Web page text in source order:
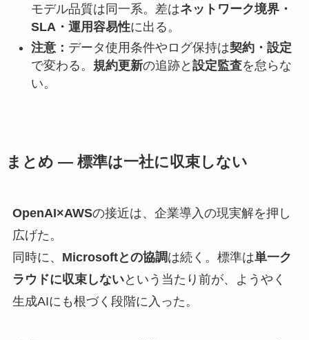
モデル品質は同一系。差はネットワーク境界・
SLA・運用容易性に出る。
注意： データ使用条件やログ保持は契約・設定
で変わる。 規約更新の追跡と 設定監査を怠らな
い。
まとめ — 標準は一社に収束しない
OpenAI×AWSの接近は、企業導入の現実解を押し
広げた。
同時に、 Microsoftとの協調は続く。標準は単一ク
ラウドに収束しないという当たり前が、ようやく
生成AIにも根づく段階に入った。